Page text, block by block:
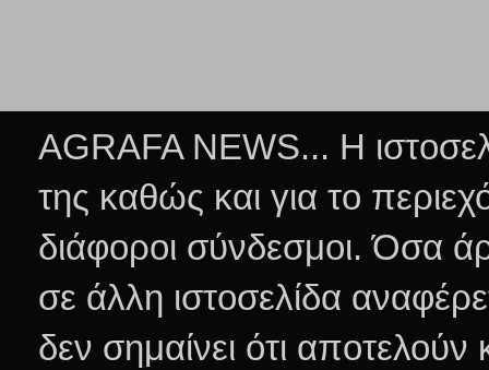
AGRAFA NEWS... Η
της καθώς και για το
διάφοροι σύνδεσμοι.Όσα
σε άλλη ιστοσελίδα
δεν σημαίνει ότι